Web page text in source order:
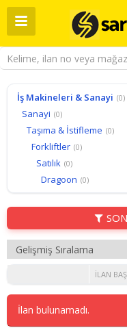
İş Makineleri & Sanayi (0)
Sanayi (0)
Taşıma & İstifleme (0)
Forkliftler (0)
Satılık (0)
Dragoon (0)
İLAN
İlan bulunamadı.